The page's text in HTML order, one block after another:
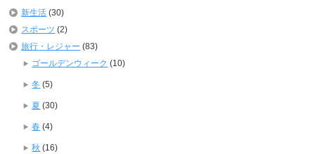
新生活 (30)
スポーツ (2)
旅行・レジャー (83)
ゴールデンウィーク (10)
冬 (5)
夏 (30)
春 (4)
秋 (16)